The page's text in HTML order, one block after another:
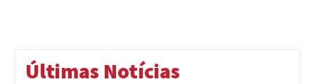
Últimas Notícias